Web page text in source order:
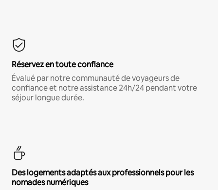
Réservez en toute confiance
Évalué par notre communauté de voyageurs de
confiance et notre assistance 24h/24 pendant votre
séjour longue durée.
Des logements adaptés aux professionnels pour les
nomades numériques